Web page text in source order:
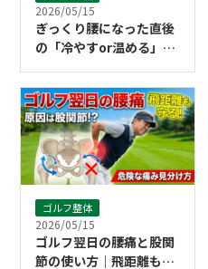
2026/05/15
ぎっくり腰になった直後
の「冷やすor温める」正
処置ガイド
ゴルフ整体
2026/05/15
ゴルフ翌日の腰痛と股関
節の使い方｜飛距離も守